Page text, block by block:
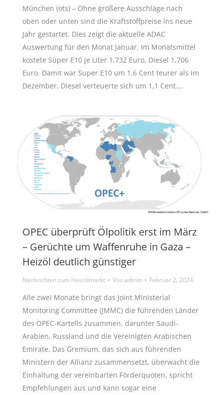
München (ots) – Ohne größere Ausschläge nach
oben oder unten sind die Kraftstoffpreise ins neue
Jahr gestartet. Dies zeigt die aktuelle ADAC
Auswertung für den Monat Januar. Im Monatsmittel
kostete Super E10 je Liter 1,732 Euro, Diesel 1,706
Euro. Damit war Super E10 um 1,6 Cent teurer als im
Dezember, Diesel verteuerte sich um 1,1 Cent.…
OPEC überprüft Ölpolitik erst im März
– Gerüchte um Waffenruhe in Gaza –
Heizöl deutlich günstiger
Nachrichten zum Heizölmarkt Vonadmin Februar 2, 2024
Alle zwei Monate bringt das Joint Ministerial
Monitoring Committee (JMMC) die führenden Länder
des OPEC-Kartells zusammen, darunter Saudi-
Arabien, Russland und die Vereinigten Arabischen
Emirate. Das Gremium, das sich aus führenden
Ministern der Allianz zusammensetzt, überwacht die
Einhaltung der vereinbarten Förderquoten, spricht
Empfehlungen aus und kann sogar eine